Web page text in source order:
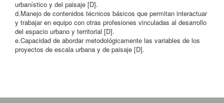
urbanístico y del paisaje [D].
d.Manejo de contenidos técnicos básicos que permitan interactuar
y trabajar en equipo con otras profesiones vinculadas al desarrollo
del espacio urbano y territorial [D].
e.Capacidad de abordar metodológicamente las variables de los
proyectos de escala urbana y de paisaje [D].